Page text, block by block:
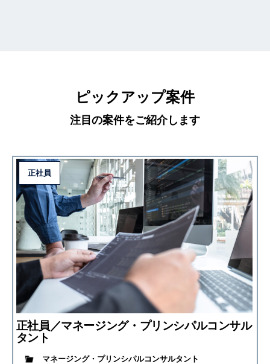
ピックアップ案件
注目の案件をご紹介します
正社員／マネージング・プリンシパルコンサル
タント
正社員
マネージング・プリンシパルコンサルタント